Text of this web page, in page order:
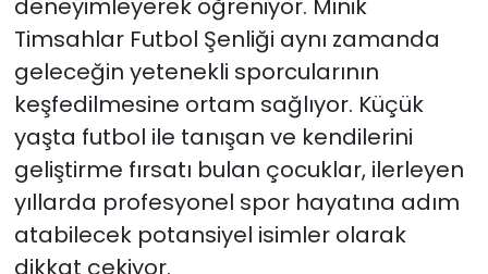
deneyimleyerek öğreniyor. Minik
Timsahlar Futbol Şenliği aynı zamanda
geleceğin yetenekli sporcularının
keşfedilmesine ortam sağlıyor. Küçük
yaşta futbol ile tanışan ve kendilerini
geliştirme fırsatı bulan çocuklar, ilerleyen
yıllarda profesyonel spor hayatına adım
atabilecek potansiyel isimler olarak
dikkat çekiyor.